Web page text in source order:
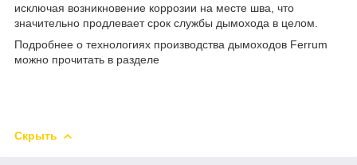
исключая возникновение коррозии на месте шва, что
значительно продлевает срок службы дымохода в целом.
Подробнее о технологиях производства дымоходов Ferrum
можно прочитать в разделе
Скрыть